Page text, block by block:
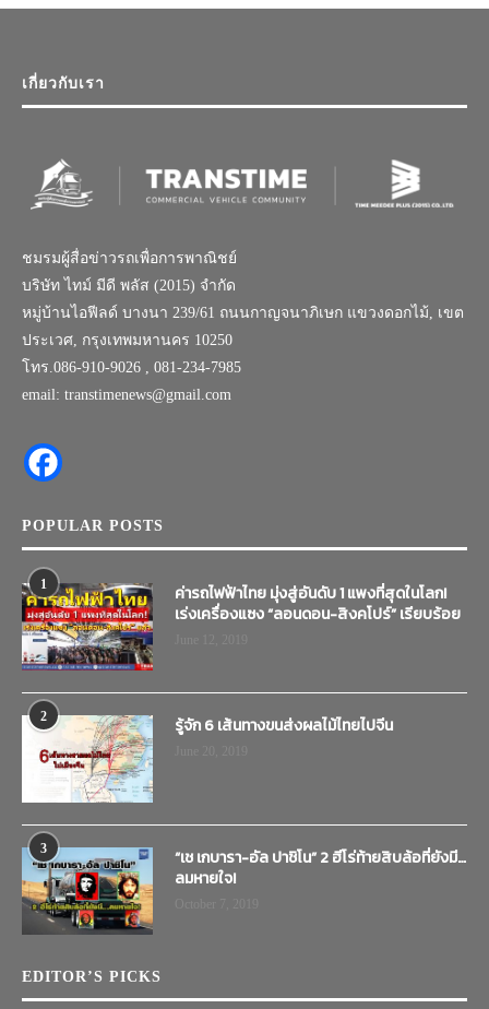
เกี่ยวกับเรา
ชมรมผู้สื่อข่าวรถเพื่อการพาณิชย์
บริษัท ไทม์ มีดี พลัส (2015) จำกัด
หมู่บ้านไอฟีลด์ บางนา 239/61 ถนนกาญจนาภิเษก แขวงดอกไม้, เขต
ประเวศ, กรุงเทพมหานคร 10250
โทร.086-910-9026 , 081-234-7985
email: transtimenews@gmail.com
POPULAR POSTS
1
ค่ารถไฟฟ้าไทย มุ่งสู่อันดับ 1 แพงที่สุดในโลก!
เร่งเครื่องแซง “ลอนดอน-สิงคโปร์” เรียบร้อย
2 รู้จัก 6 เส้นทางขนส่งผลไม้ไทยไปจีน
3
“เช เกบารา-อัล ปาชิโน” 2 ฮีโร่ท้ายสิบล้อที่ยังมี…
ลมหายใจ!
EDITOR’S PICKS